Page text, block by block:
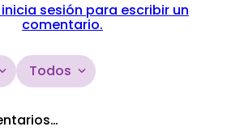
sesión para escribir un
comentario.
Todos